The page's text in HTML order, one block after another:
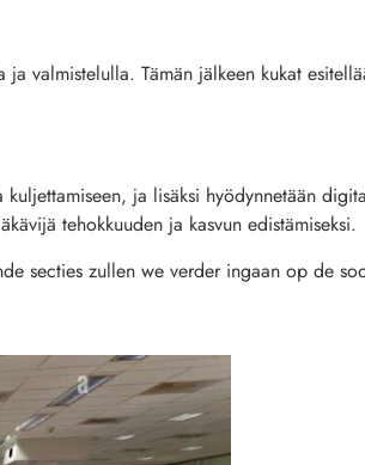
valmistelulla. Tämän jälkeen kukat
ja lisäksi hyödynnetään
tehokkuuden ja kasvun edistämiseksi.
secties zullen we verder ingaan op de